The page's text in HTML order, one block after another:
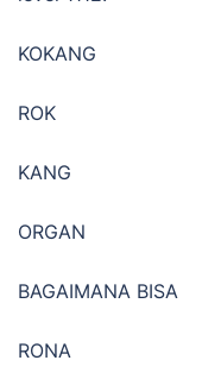
KOKANG
ROK
KANG
ORGAN
BAGAIMANA BISA
RONA